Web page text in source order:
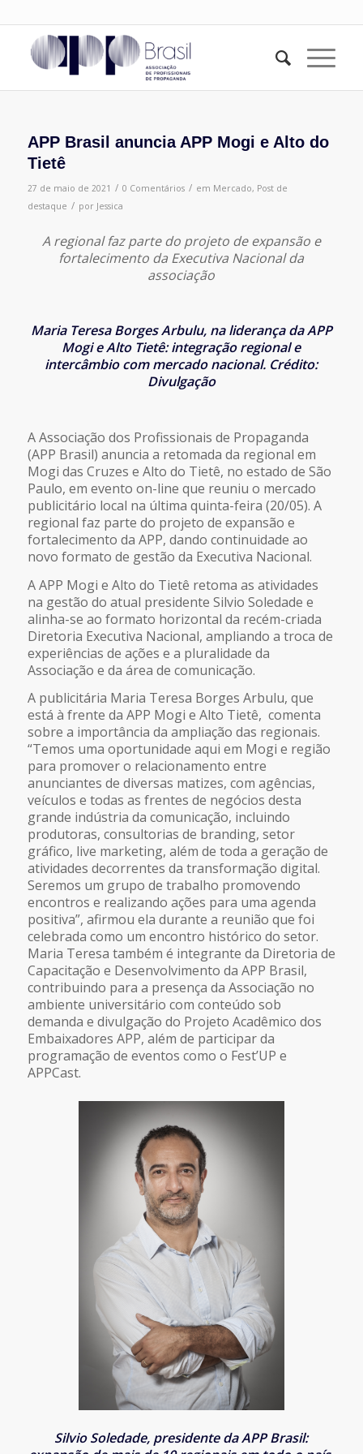
APP Brasil anuncia APP Mogi e Alto do
Tietê
27 de maio de 2021 / 0 Comentários / em Mercado, Post de
destaque / por Jessica
A regional faz parte do projeto de expansão e
fortalecimento da Executiva Nacional da
associação
Maria Teresa Borges Arbulu, na liderança da APP
Mogi e Alto Tietê: integração regional e
intercâmbio com mercado nacional. Crédito:
Divulgação
A Associação dos Profissionais de Propaganda
(APP Brasil) anuncia a retomada da regional em
Mogi das Cruzes e Alto do Tietê, no estado de São
Paulo, em evento on-line que reuniu o mercado
publicitário local na última quinta-feira (20/05). A
regional faz parte do projeto de expansão e
fortalecimento da APP, dando continuidade ao
novo formato de gestão da Executiva Nacional.
A APP Mogi e Alto do Tietê retoma as atividades
na gestão do atual presidente Silvio Soledade e
alinha-se ao formato horizontal da recém-criada
Diretoria Executiva Nacional, ampliando a troca de
experiências de ações e a pluralidade da
Associação e da área de comunicação.
A publicitária Maria Teresa Borges Arbulu, que
está à frente da APP Mogi e Alto Tietê, comenta
sobre a importância da ampliação das regionais.
“Temos uma oportunidade aqui em Mogi e região
para promover o relacionamento entre
anunciantes de diversas matizes, com agências,
veículos e todas as frentes de negócios desta
grande indústria da comunicação, incluindo
produtoras, consultorias de branding, setor
gráfico, live marketing, além de toda a geração de
atividades decorrentes da transformação digital.
Seremos um grupo de trabalho promovendo
encontros e realizando ações para uma agenda
positiva”, afirmou ela durante a reunião que foi
celebrada como um encontro histórico do setor.
Maria Teresa também é integrante da Diretoria de
Capacitação e Desenvolvimento da APP Brasil,
contribuindo para a presença da Associação no
ambiente universitário com conteúdo sob
demanda e divulgação do Projeto Acadêmico dos
Embaixadores APP, além de participar da
programação de eventos como o Fest’UP e
APPCast.
Silvio Soledade, presidente da APP Brasil: